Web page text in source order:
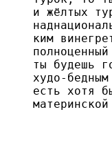
и жёлтых
ким
ты будешь
худо-
есть хотя